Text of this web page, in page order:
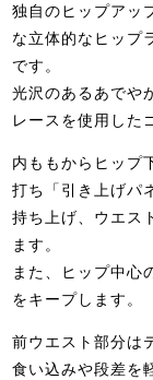
独自のヒップアッ
な立体的なヒップ
です。
光沢のあるあでや
レースを使用した
内ももからヒップ
打ち「引き上げパ
持ち上げ、ウエス
ます。
また、ヒップ中心
をキープします。
前ウエスト部分は
食い込みや段差を